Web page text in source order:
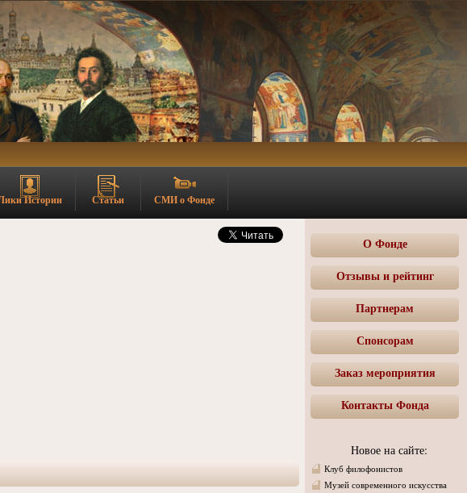
Истории Статьи СМИ о Фонде
О Фонде
Отзывы и рейтинг
Партнерам
Спонсорам
Заказ мероприятия
Контакты Фонда
Новое на сайте:
Клуб филофонистов
Музей современного искусства